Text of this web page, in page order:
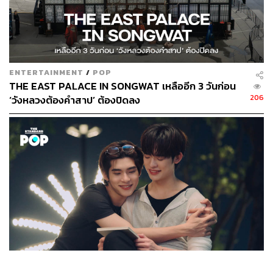
ENTERTAINMENT / POP
THE EAST PALACE IN SONGWAT เหลืออีก 3 วันก่อน
‘วังหลวงต้องคำสาป’ ต้องปิดลง
206